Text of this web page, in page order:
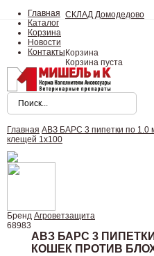
Главная
Каталог
Корзина
Новости
Контакты
СКЛАД Домодедово
Корзина
Корзина пуста
Главная АВЗ БАРС 3 пипетки по 1.0
клещей 1х100
Бренд Агроветзащита
68983
АВЗ БАРС 3
КОШЕК ПРОТИВ